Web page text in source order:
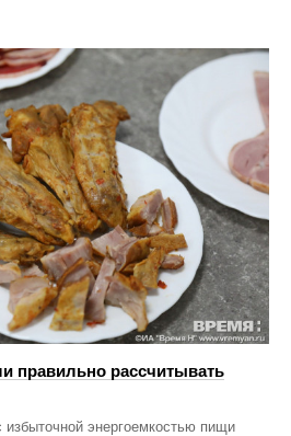
правильно рассчитывать
избыточной энергоемкостью пищи